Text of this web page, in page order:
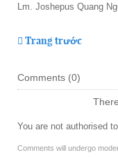
Lm. Joshepus Quang
Trang trước
Comments (0)
You are not authorised
Comments will undergo